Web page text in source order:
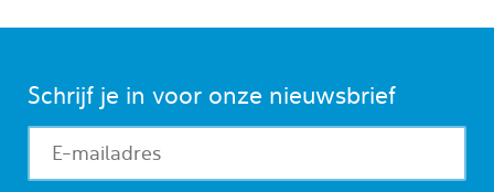
Schrijf je in voor onze nieuwsbrief